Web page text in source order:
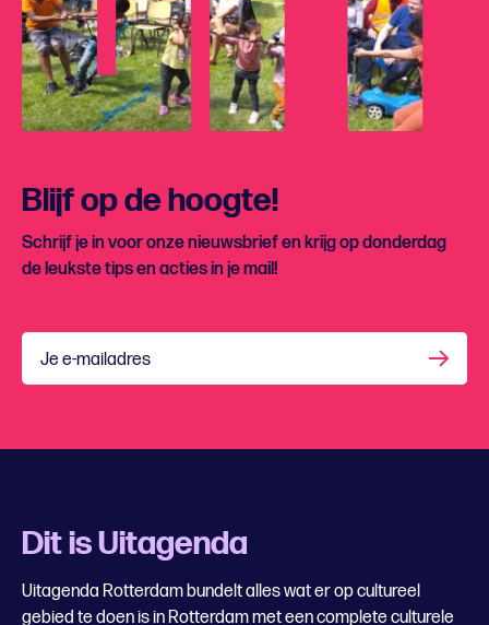
Blijf op de hoogte!
Schrijf je in voor onze nieuwsbrief en krijg op donderdag
de leukste tips en acties in je mail!
Je e-mailadres
Dit is Uitagenda
Uitagenda Rotterdam bundelt alles wat er op cultureel
gebied te doen is in Rotterdam met een complete culturele